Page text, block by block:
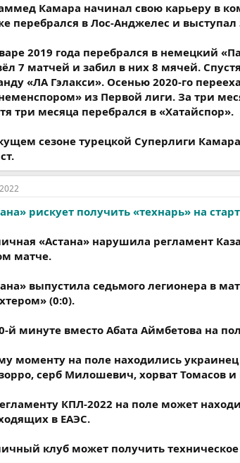
Камара начинал свою карьеру в
перебрался в Лос-Анджелес и
2019 года перебрался в немецкий
7 матчей и забил в них 8 мячей.
«ЛА Гэлакси». Осенью 2020-го
из Первой лиги. За три
три месяца перебрался в «Хатайспор».
сезоне турецкой Суперлиги
рискует получить «технарь» на
«Астана» нарушила регламент
матче.
выпустила седьмого легионера в
(0:0).
й минуте вместо Абата Аймбетова на
моменту на поле находились
серб Милошевич, хорват Томасов и
КПЛ-2022 на поле может
в ЕАЭС.
клуб может получить